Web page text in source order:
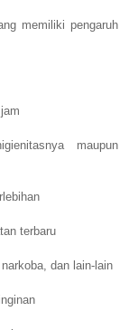
memiliki pengaruh
maupun
terbaru
dan lain-lain